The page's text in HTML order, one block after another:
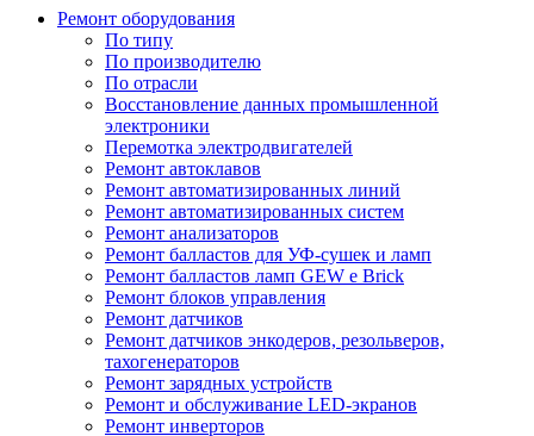
Ремонт оборудования
По типу
По производителю
По отрасли
Восстановление данных промышленной
электроники
Перемотка электродвигателей
Ремонт автоклавов
Ремонт автоматизированных линий
Ремонт автоматизированных систем
Ремонт анализаторов
Ремонт балластов для УФ-сушек и ламп
Ремонт балластов ламп GEW e Brick
Ремонт блоков управления
Ремонт датчиков
Ремонт датчиков энкодеров, резольверов,
тахогенераторов
Ремонт зарядных устройств
Ремонт и обслуживание LED-экранов
Ремонт инверторов